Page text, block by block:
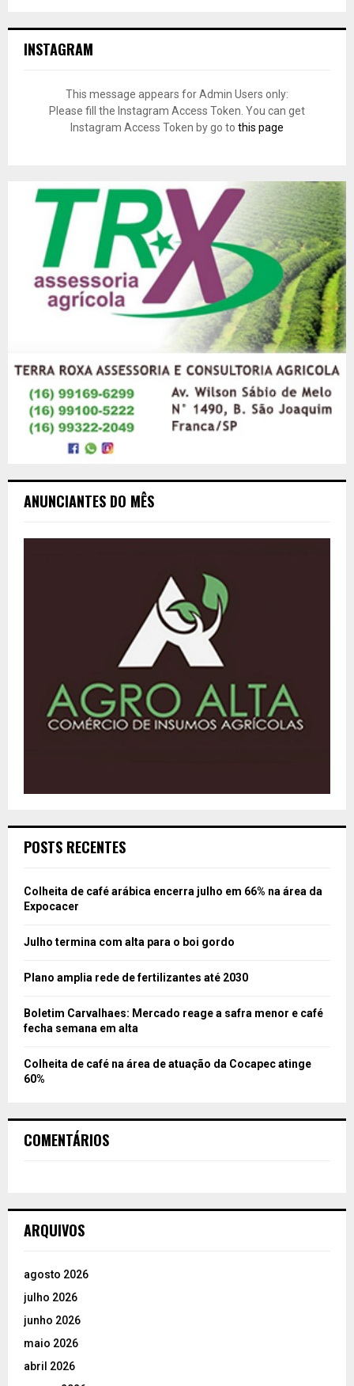
INSTAGRAM
This message appears for Admin Users only:
Please fill the Instagram Access Token. You can get
Instagram Access Token by go to this page
ANUNCIANTES DO MÊS
POSTS RECENTES
Colheita de café arábica encerra julho em 66% na área da
Expocacer
Julho termina com alta para o boi gordo
Plano amplia rede de fertilizantes até 2030
Boletim Carvalhaes: Mercado reage a safra menor e café
fecha semana em alta
Colheita de café na área de atuação da Cocapec atinge
60%
COMENTÁRIOS
ARQUIVOS
agosto 2026
julho 2026
junho 2026
maio 2026
abril 2026